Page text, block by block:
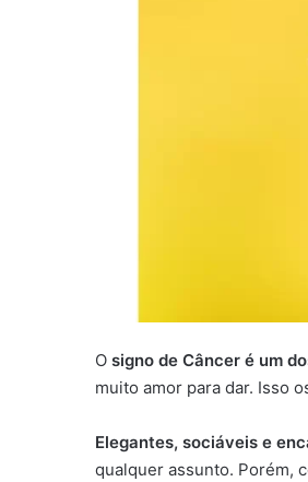
O signo de Câncer é um
muito amor para dar. Isso
Elegantes, sociáveis e
qualquer assunto. Porém,